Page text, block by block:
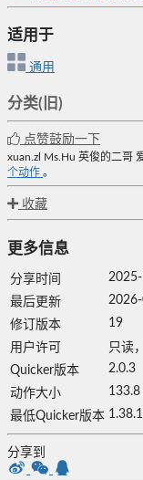
适用于
通用
分类(旧)
点赞鼓励一下
xuan.zl Ms.Hu 英俊的二哥
个动作 。
收藏
更多信息
分享时间
最后更新
修订版本
19
用户许可
只读
Quicker版本
2.0.3
动作大小
133.8
最低Quicker版本
分享到